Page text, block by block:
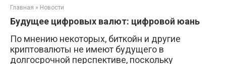
Главная » Новости
Будущее цифровых валют: цифровой юань
По мнению некоторых, биткойн и другие
криптовалюты не имеют будущего в
долгосрочной перспективе, поскольку